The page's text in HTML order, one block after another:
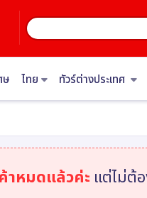
ษ ไทย ทัวร์ต่างประเทศ
าหมดแล้วค่ะ แต่ไม่ต้